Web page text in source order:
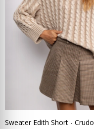
Sweater Edith Short - Crudo